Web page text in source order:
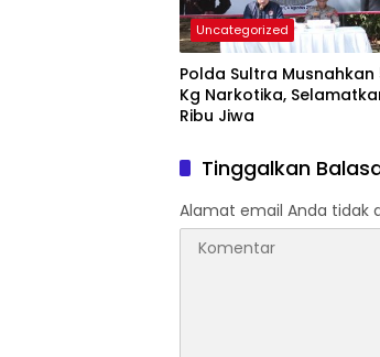
Uncategorized
Polda Sultra Musnahkan
Kg Narkotika,
Ribu Jiwa
Tinggalkan
Alamat email Anda tidak